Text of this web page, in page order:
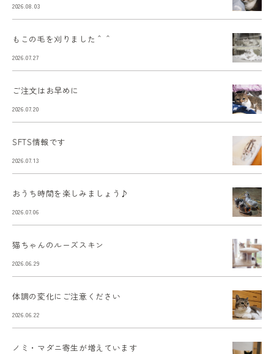
2026.08.03
もこの毛を刈りました＾＾
2026.07.27
ご注文はお早めに
2026.07.20
SFTS情報です
2026.07.13
おうち時間を楽しみましょう♪
2026.07.06
猫ちゃんのルーズスキン
2026.06.29
体調の変化にご注意ください
2026.06.22
ノミ・マダニ寄生が増えています